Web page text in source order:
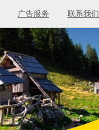
广告服务 联系我们